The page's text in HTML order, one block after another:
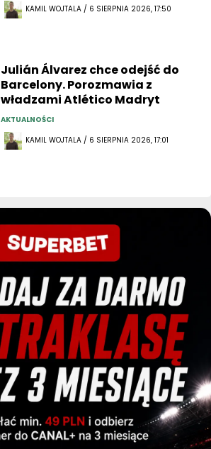
KAMIL WOJTALA / 6 SIERPNIA 2026, 17:50
Julián Álvarez chce odejść do
Barcelony. Porozmawia z
władzami Atlético Madryt
AKTUALNOŚCI
KAMIL WOJTALA / 6 SIERPNIA 2026, 17:01